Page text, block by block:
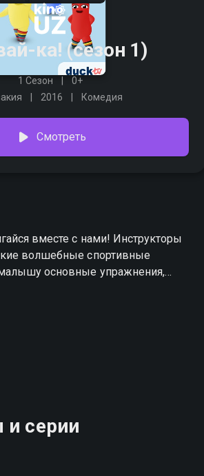
ка! (сезон 1)
1 Сезон
0+
2016 Комедия
Смотреть
вместе с нами! Инструкторы
волшебные спортивные
основные упражнения,
его в форме , в
!
1 сезон сериала Вставай-ка! вы
бесплатно в хорошем HD
и серии